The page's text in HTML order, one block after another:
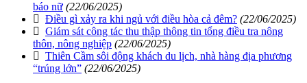
báo nữ (22/06/2025)
Điều gì xảy ra khi ngủ với điều hòa cả đêm? (22/06/2025)
Giám sát công tác thu thập thông tin tổng điều tra nông
thôn, nông nghiệp (22/06/2025)
Thiên Cầm sôi động khách du lịch, nhà hàng địa phương
“trúng lớn” (22/06/2025)